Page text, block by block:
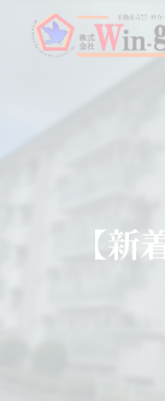
【